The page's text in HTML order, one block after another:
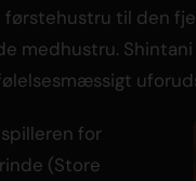
til den
medhustru.
for
(Store